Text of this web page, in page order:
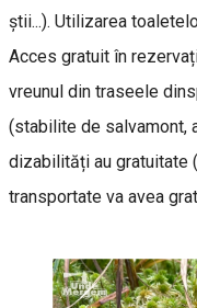
știi...). Utilizarea
Acces gratuit în
vreunul din traseele
(stabilite de salvamont,
dizabilități au gratuitate
transportate va avea